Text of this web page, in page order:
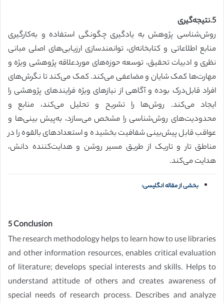
5.نتیجه‌گیری
روش‌شناسی پژوهش به یادگیری چگونگی استفاده و به‌کارگیری
منابع اطلاعاتی و کتابخانه‌ای، توانمندسازی ارزیابی‌های اصلی مبانی
نظری و ادبیات تحقیق، توسعه حوزه‌های موردعلاقه پژوهشی ویژه و
مهارت‌ها کمک شایان و مضاعفی می‌کند. کمک می‌کند تا نگرش‌های
افراد قابل‌درک بوده و آگاهی از نیازهای ویژه فرایندهای پژوهشی را
ایجاد می‌کند. روش‌ها را تشریح و تحلیل می‌کند، منابع و
محدودیت‌های روش‌شناسی را مشخص می‌سازد، به‌پیش بینی‌ها و
عواقب قابل پیش‌بینی شفافیت بخشیده و استعدادهای بالقوه را در
مناطق تار و تاریک از طریق مسیر روشن و هدایت‌کننده دانش،
هدایت می‌کند.
بخشی از مقاله انگلیسی:
5 Conclusion
The research methodology helps to learn how to use libraries
and other information resources, enables critical evaluation
of literature; develops special interests and skills. Helps to
understand attitude of others and creates awareness of
special needs of research process. Describes and analyze